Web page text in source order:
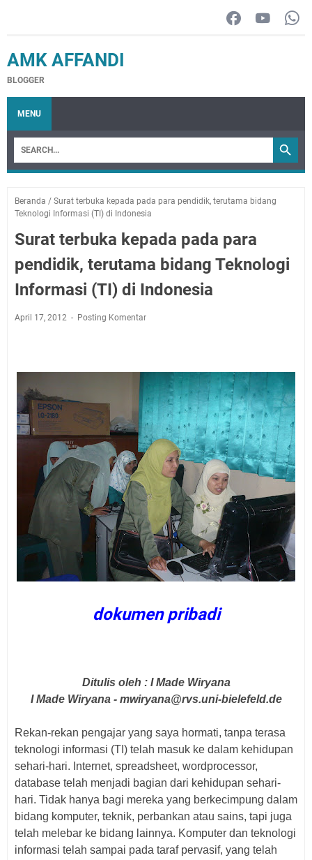
AMK AFFANDI
BLOGGER
MENU
Beranda / Surat terbuka kepada pada para pendidik, terutama bidang
Teknologi Informasi (TI) di Indonesia
Surat terbuka kepada pada para
pendidik, terutama bidang Teknologi
Informasi (TI) di Indonesia
April 17, 2012 Posting Komentar
dokumen pribadi
Ditulis oleh : I Made Wiryana
I Made Wiryana - mwiryana@rvs.uni-bielefeld.de
Rekan-rekan pengajar yang saya hormati, tanpa terasa
teknologi informasi (TI) telah masuk ke dalam kehidupan
sehari-hari. Internet, spreadsheet, wordprocessor,
database telah menjadi bagian dari kehidupan sehari-
hari. Tidak hanya bagi mereka yang berkecimpung dalam
bidang komputer, teknik, perbankan atau sains, tapi juga
telah melebar ke bidang lainnya. Komputer dan teknologi
informasi telah sampai pada taraf pervasif, yang telah